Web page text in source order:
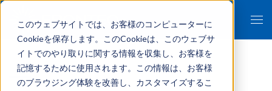
このウェブサイトでは、お客様のコンピューターに
Cookieを保存します。このCookieは、このウェブサ
イトでのやり取りに関する情報を収集し、お客様を
記憶するために使用されます。この情報は、お客様
のブラウジング体験を改善し、カスタマイズするこ